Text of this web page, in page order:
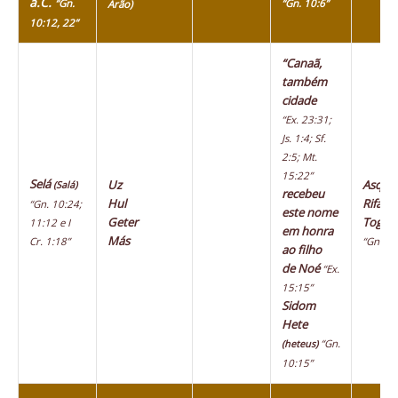
“Gn.
10:12, 22”
Arão)
“Gn. 10:6”
Selá(Salá)
“Gn. 10:24;
11:12 e I
Cr. 1:18”
Uz
Hul
Geter
Más
“Canaã,
também
cidade
“Ex. 23:31;
Js. 1:4; Sf.
2:5; Mt.
15:22”
recebeu
este nome
em honra
ao filho
de Noé“Ex.
15:15”
Sidom
Hete
(heteus) “Gn.
10:15”
Rifate
“Gn.